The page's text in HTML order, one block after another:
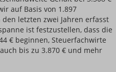
auf Basis von 1.897
letzten zwei Jahren erfasst
ist festzustellen, dass die
€ beginnen, Steuerfachwirte
bis zu 3.870 € und mehr